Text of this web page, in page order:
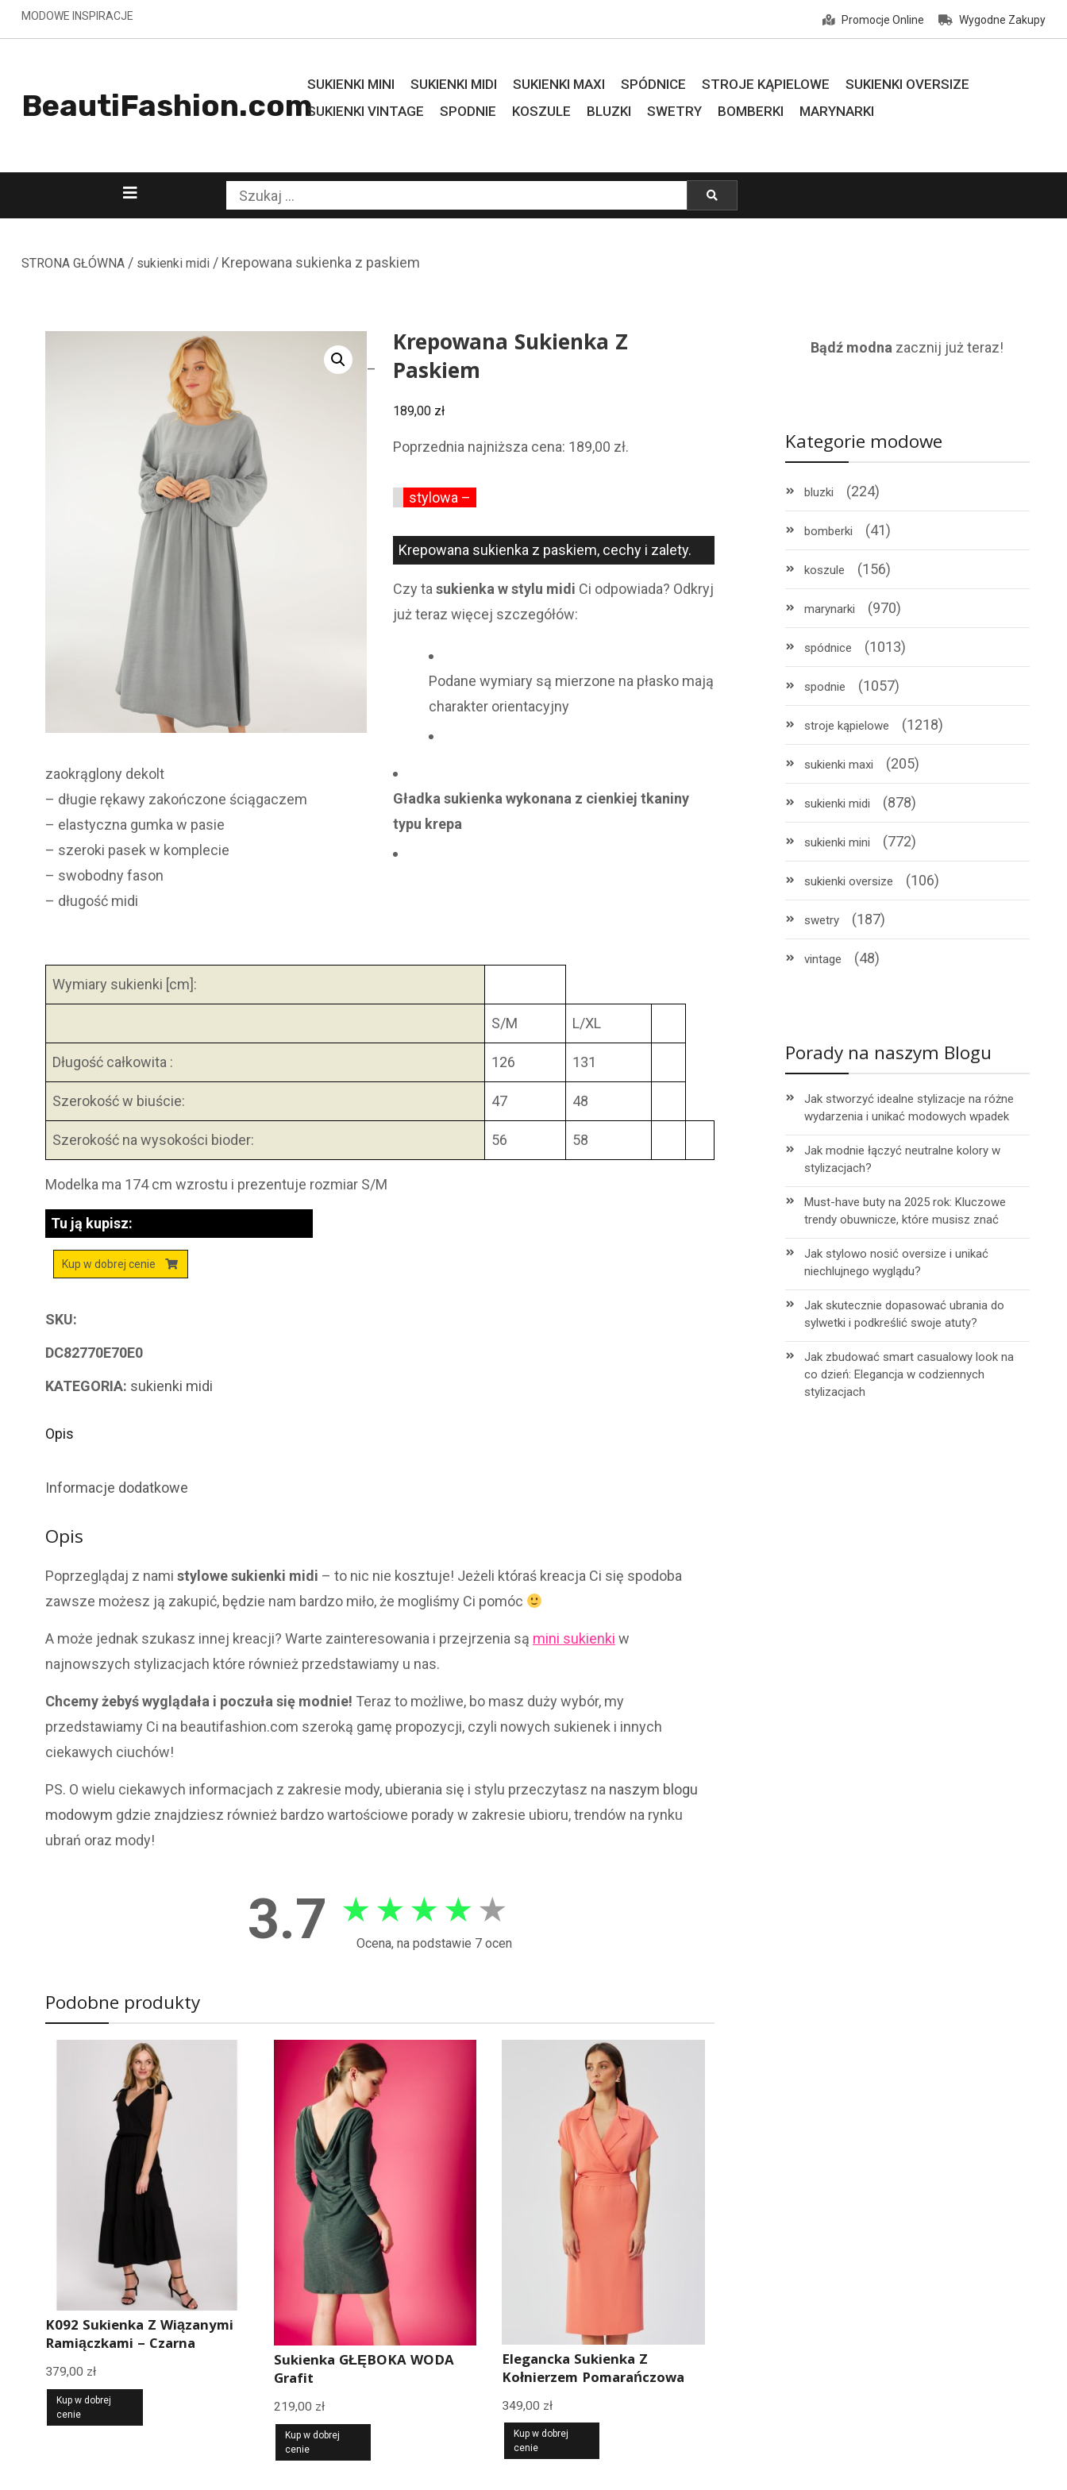
Skip
to
MODOWE INSPIRACJE Promocje Online Wygodne Zakupy
BeautiFashion.com
SUKIENKI MINI SUKIENKI MIDI SUKIENKI MAXI SPÓDNICE STROJE KĄPIELOWE
SUKIENKI OVERSIZE
SUKIENKI VINTAGE
SPODNIE KOSZULE BLUZKI SWETRY BOMBERKI MARYNARKI
Szukaj:
STRONA GŁÓWNA/ sukienki midi/ Krepowana sukienka z paskiem
Krepowana Sukienka Z
Paskiem
189,00 zł
Poprzednia najniższa cena: 189,00 zł.
stylowa –
Krepowana sukienka z paskiem, cechy i zalety.
Czy tasukienka w stylu midi Ci odpowiada? Odkryj
już teraz więcej szczegółów:
Podane wymiary są mierzone na płasko mają
charakter orientacyjny
Gładka sukienka wykonana z cienkiej tkaniny
typu krepa
–
zaokrąglony dekolt
– długie rękawy zakończone ściągaczem
– elastyczna gumka w pasie
– szeroki pasek w komplecie
– swobodny fason
– długość midi
Wymiary sukienki [cm]:
S/M L/XL
Długość całkowita : 126 131
Szerokość w biuście: 47 48
Szerokość na wysokości bioder: 56 58
Modelka ma 174 cm wzrostu i prezentuje rozmiar S/M
Tu ją kupisz:
Kup w dobrej cenie
SKU:
DC82770E70E0
KATEGORIA: sukienki midi
Opis
Informacje dodatkowe
Opis
Poprzeglądaj z nami stylowe sukienki midi – to nic nie kosztuje! Jeżeli któraś kreacja Ci się spodoba
zawsze możesz ją zakupić, będzie nam bardzo miło, że mogliśmy Ci pomóc
A może jednak szukasz innej kreacji? Warte zainteresowania i przejrzenia są mini sukienki w
najnowszych stylizacjach które również przedstawiamy u nas.
Chcemy żebyś wyglądała i poczuła się modnie! Teraz to możliwe, bo masz duży wybór, my
przedstawiamy Ci na beautifashion.com szeroką gamę propozycji, czyli nowych sukienek i innych
ciekawych ciuchów!
PS. O wielu ciekawych informacjach z zakresie mody, ubierania się i stylu przeczytasz na naszym blogu
modowym gdzie znajdziesz również bardzo wartościowe porady w zakresie ubioru, trendów na rynku
ubrań oraz mody!
3.7 ★ ★ ★ ★ ★
Ocena, na podstawie 7 ocen
Podobne produkty
K092 Sukienka Z Wiązanymi
Ramiączkami – Czarna
379,00 zł
Kup w dobrej
cenie
Sukienka GŁĘBOKA WODA
Grafit
219,00 zł
Kup w dobrej
cenie
Elegancka Sukienka Z
Kołnierzem Pomarańczowa
349,00 zł
Kup w dobrej
cenie
Bądź modna zacznij już teraz!
Kategorie modowe
bluzki (224)
bomberki (41)
koszule (156)
marynarki (970)
spódnice (1013)
spodnie (1057)
stroje kąpielowe (1218)
sukienki maxi (205)
sukienki midi (878)
sukienki mini (772)
sukienki oversize (106)
swetry (187)
vintage (48)
Porady na naszym Blogu
Jak stworzyć idealne stylizacje na różne
wydarzenia i unikać modowych wpadek
Jak modnie łączyć neutralne kolory w
stylizacjach?
Must-have buty na 2025 rok: Kluczowe
trendy obuwnicze, które musisz znać
Jak stylowo nosić oversize i unikać
niechlujnego wyglądu?
Jak skutecznie dopasować ubrania do
sylwetki i podkreślić swoje atuty?
Jak zbudować smart casualowy look na
co dzień: Elegancja w codziennych
stylizacjach